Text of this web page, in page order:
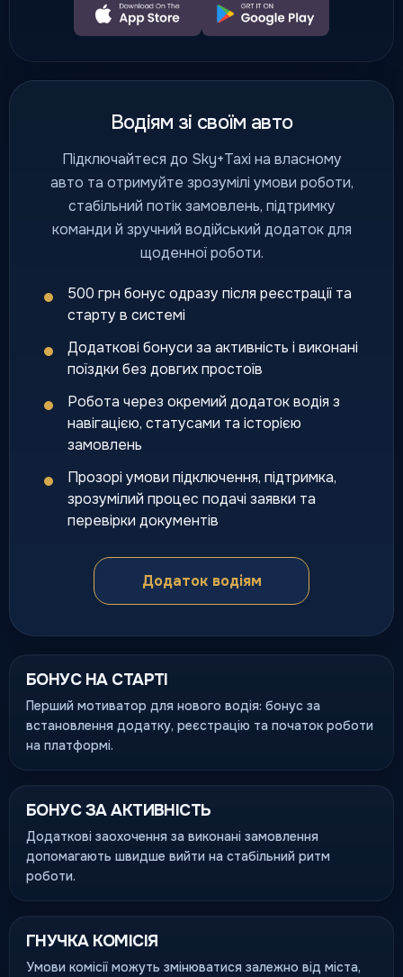
Водіям зі своїм авто
Підключайтеся до Sky+Taxi на власному
авто та отримуйте зрозумілі умови роботи,
стабільний потік замовлень, підтримку
команди й зручний водійський додаток для
щоденної роботи.
500 грн бонус одразу після реєстрації та
старту в системі
Додаткові бонуси за активність і виконані
поїздки без довгих простоїв
Робота через окремий додаток водія з
навігацією, статусами та історією
замовлень
Прозорі умови підключення, підтримка,
зрозумілий процес подачі заявки та
перевірки документів
Додаток водіям
БОНУС НА СТАРТІ
Перший мотиватор для нового водія: бонус за
встановлення додатку, реєстрацію та початок роботи
на платформі.
БОНУС ЗА АКТИВНІСТЬ
Додаткові заохочення за виконані замовлення
допомагають швидше вийти на стабільний ритм
роботи.
ГНУЧКА КОМІСІЯ
Умови комісії можуть змінюватися залежно від міста,